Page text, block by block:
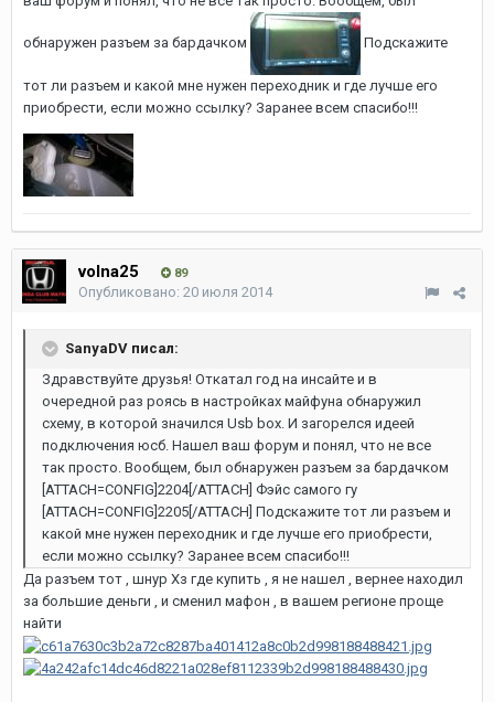
обнаружен разъем за бардачком Подскажите
тот ли разъем и какой мне нужен переходник и где лучше его
приобрести, если можно ссылку? Заранее всем спасибо!!!
volna25 89
Опубликовано: 20 июля 2014
SanyaDV писал:
Здравствуйте друзья! Откатал год на инсайте и в
очередной раз роясь в настройках майфуна обнаружил
схему, в которой значился Usb box. И загорелся идеей
подключения юсб. Нашел ваш форум и понял, что не все
так просто. Вообщем, был обнаружен разъем за бардачком
[ATTACH=CONFIG]2204[/ATTACH] Фэйс самого гу
[ATTACH=CONFIG]2205[/ATTACH] Подскажите тот ли разъем и
какой мне нужен переходник и где лучше его приобрести,
если можно ссылку? Заранее всем спасибо!!!
Да разъем тот , шнур Хз где купить , я не нашел , вернее находил
за большие деньги , и сменил мафон , в вашем регионе проще
найти